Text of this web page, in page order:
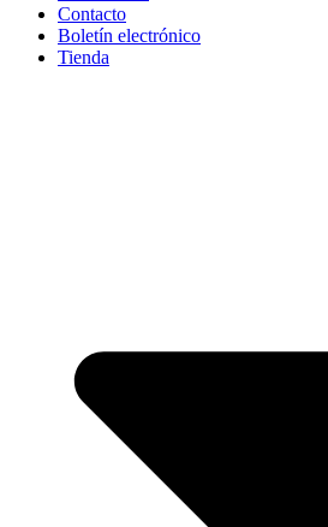
Contacto
Boletín electrónico
Tienda